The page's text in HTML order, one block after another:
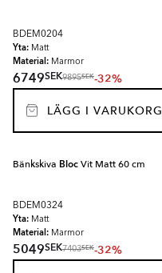
BDEM0204
Yta: Matt
Material: Marmor
6749SEK9895SEK-32%
LÄGG I VARUKORG
Bänkskiva BlocVit Matt 60 cm
BDEM0324
Yta: Matt
Material: Marmor
5049SEK7403SEK-32%